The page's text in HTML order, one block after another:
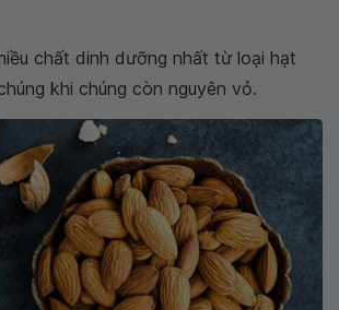
chất dinh dưỡng nhất từ loại hạt
khi chúng còn nguyên vỏ.